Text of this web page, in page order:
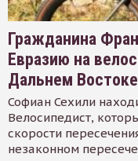
Гражданина
Евразию на
Дальнем Востоке
Софиан Сехили
Велосипедист,
скорости
незаконном